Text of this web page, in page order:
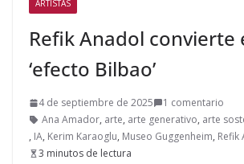
ARTISTAS
Refik Anadol convierte
‘efecto Bilbao’
4 de septiembre de 2025
1 comentario
Ana Amador, arte, arte generativo, arte
, IA, Kerim Karaoglu, Museo Guggenheim, Refik
3 minutos de lectura